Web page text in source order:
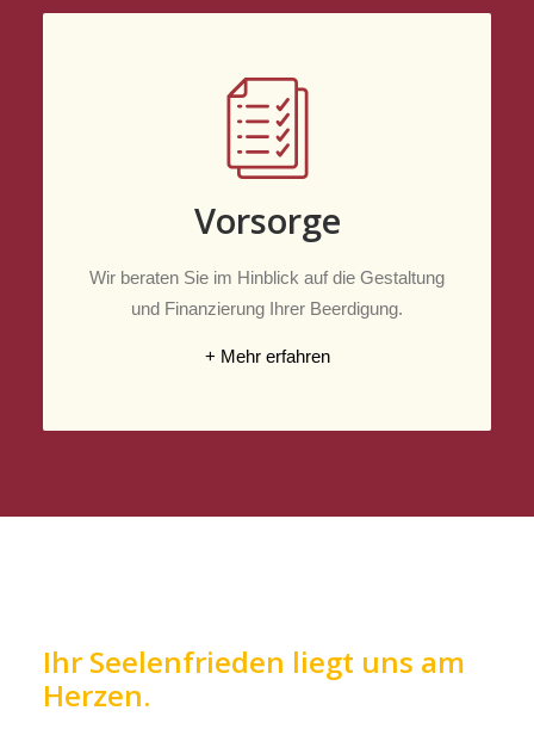
Vorsorge
Wir beraten Sie im Hinblick auf die Gestaltung
und Finanzierung Ihrer Beerdigung.
+ Mehr erfahren
Ihr Seelenfrieden liegt uns am
Herzen.